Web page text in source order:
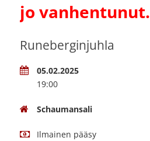
jo vanhentunut.
Runeberginjuhla
05.02.2025
19:00
Schaumansali
Ilmainen pääsy